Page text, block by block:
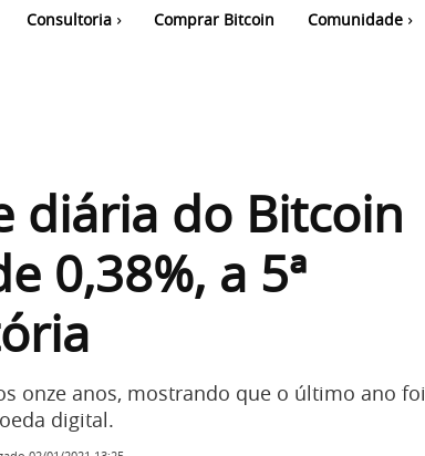
Consultoria Comprar Bitcoin Comunidade
diária do Bitcoin
0,38%, a 5ª
onze anos, mostrando que o último ano foi
digital.